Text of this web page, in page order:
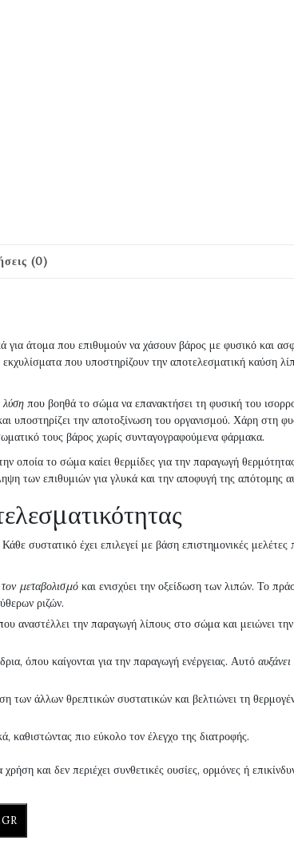
(0)
άτομα που επιθυμούν να χάσουν βάρος με φυσικό και
που υποστηρίζουν την αποτελεσματική καύση
που βοηθά το σώμα να επανακτήσει τη φυσική του
υποστηρίζει την αποτοξίνωση του οργανισμού. Χάρη στη
τους βάρος χωρίς συνταγογραφούμενα φάρμακα.
οποία το σώμα καίει θερμίδες για την παραγωγή
των επιθυμιών για γλυκά και την αποφυγή της απότομης
συστατικό έχει επιλεγεί με βάση επιστημονικές μελέτες
τον μεταβολισμό και ενισχύει την οξείδωση των λιπών. Το
ριζών.
αναστέλλει την παραγωγή λίπους στο σώμα και μειώνει
όπου καίγονται για την παραγωγή ενέργειας. Αυτό
άλλων θρεπτικών συστατικών και βελτιώνει τη
καθιστώντας πιο εύκολο τον έλεγχο της διατροφής.
και δεν περιέχει συνθετικές ουσίες, ορμόνες ή